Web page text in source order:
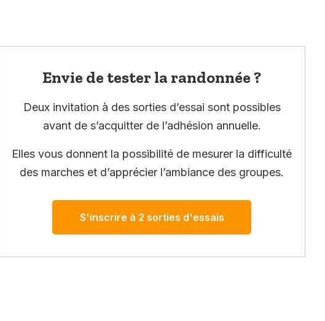
Envie de tester la randonnée ?
Deux invitation à des sorties d’essai sont possibles
avant de s’acquitter de l’adhésion annuelle.
Elles vous donnent la possibilité de mesurer la difficulté
des marches et d’apprécier l’ambiance des groupes.
S'inscrire à 2 sorties d'essais